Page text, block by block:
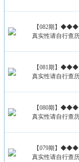
【082期】
真实性请自
【081期】
真实性请自
【080期】
真实性请自
【079期】
真实性请自